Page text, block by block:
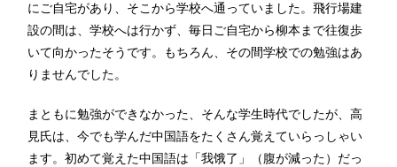
にご自宅があり、そこから学校へ通っていました。飛行場建
設の間は、学校へは行かず、毎日ご自宅から柳本まで往復歩
いて向かったそうです。もちろん、その間学校での勉強はあ
りませんでした。
まともに勉強ができなかった、そんな学生時代でしたが、高
見氏は、今でも学んだ中国語をたくさん覚えていらっしゃい
ます。初めて覚えた中国語は「我饿了」（腹が減った）だっ